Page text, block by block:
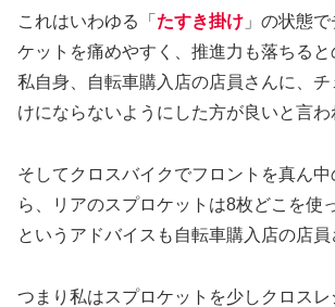
これはいわゆる「 たすき掛け 」の状態
ケットを痛めやすく、推進力も落ちると
私自身、自転車購入店の店員さんに、
けにならないようにした方が良いと言わ
そしてクロスバイクでフロントを真ん
ら、リアのスプロケットは8枚どこを使
というアドバイスも自転車購入店の店員
つまり私はスプロケットを少しクロス